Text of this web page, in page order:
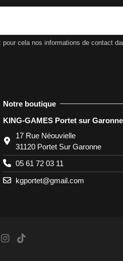
cela nos informations de contact
Notre boutique
KING-GAMES Portet sur Garonne
17 Rue Néouvielle
31120 Portet Sur Garonne
05 61 72 03 11
kgportet@gmail.com